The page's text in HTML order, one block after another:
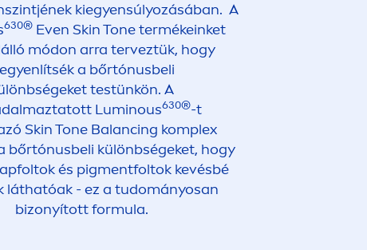
kiegyensúlyozásában. A
630® Even SkinTone termékeinket
módon arra terveztük, hogy
a bőrtónusbeli
testünkön. A
Luminous630®-t
SkinTone Balancing komplex
bőrtónusbeli különbségeket, hogy
és pigmentfoltok kevésbé
láthatóak - ez a tudományosan
bizonyított formula.